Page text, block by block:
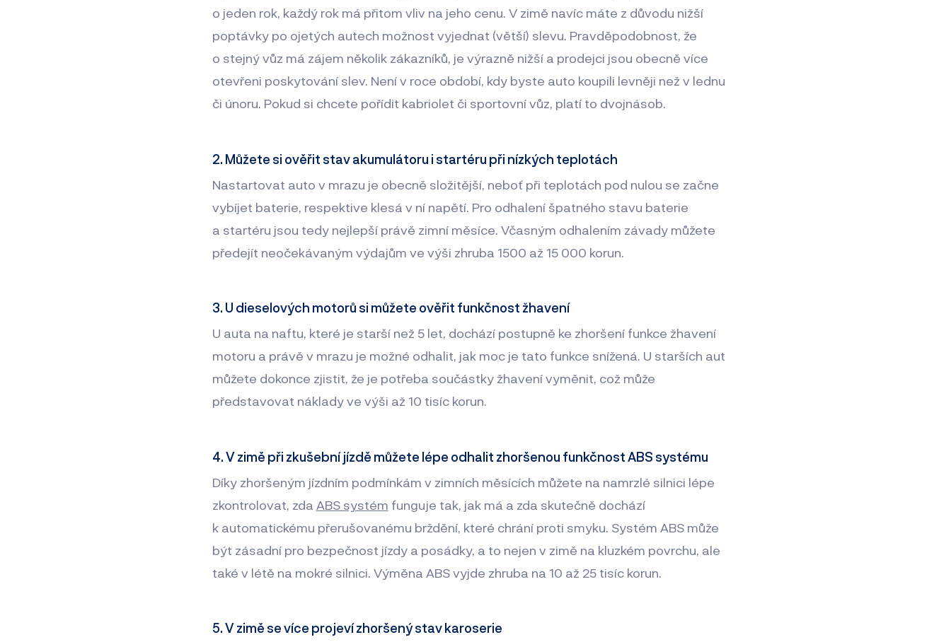
o jeden rok, každý rok má přitom vliv na jeho cenu. V zimě navíc máte z důvodu nižší
poptávky po ojetých autech možnost vyjednat (větší) slevu. Pravděpodobnost, že
o stejný vůz má zájem několik zákazníků, je výrazně nižší a prodejci jsou obecně více
otevřeni poskytování slev. Není v roce období, kdy byste auto koupili levněji než v lednu
či únoru. Pokud si chcete pořídit kabriolet či sportovní vůz, platí to dvojnásob.
2. Můžete si ověřit stav akumulátoru i startéru při nízkých teplotách
Nastartovat auto v mrazu je obecně složitější, neboť při teplotách pod nulou se začne
vybíjet baterie, respektive klesá v ní napětí. Pro odhalení špatného stavu baterie
a startéru jsou tedy nejlepší právě zimní měsíce. Včasným odhalením závady můžete
předejít neočekávaným výdajům ve výši zhruba 1500 až 15 000 korun.
3. U dieselových motorů si můžete ověřit funkčnost žhavení
U auta na naftu, které je starší než 5 let, dochází postupně ke zhoršení funkce žhavení
motoru a právě v mrazu je možné odhalit, jak moc je tato funkce snížená. U starších aut
můžete dokonce zjistit, že je potřeba součástky žhavení vyměnit, což může
představovat náklady ve výši až 10 tisíc korun.
4. V zimě při zkušební jízdě můžete lépe odhalit zhoršenou funkčnost ABS systému
Díky zhoršeným jízdním podmínkám v zimních měsících můžete na namrzlé silnici lépe
zkontrolovat, zda ABS systém funguje tak, jak má a zda skutečně dochází
k automatickému přerušovanému brždění, které chrání proti smyku. Systém ABS může
být zásadní pro bezpečnost jízdy a posádky, a to nejen v zimě na kluzkém povrchu, ale
také v létě na mokré silnici. Výměna ABS vyjde zhruba na 10 až 25 tisíc korun.
5. V zimě se více projeví zhoršený stav karoserie